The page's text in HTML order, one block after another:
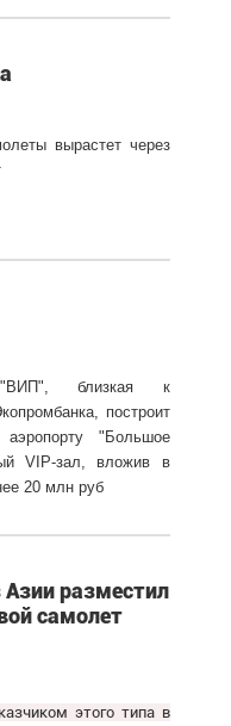
вырастет через
"ВИП", близкая к
построит
"Большое
VIP-зал, вложив в
20 млн руб
разместил
самолет
этого типа в